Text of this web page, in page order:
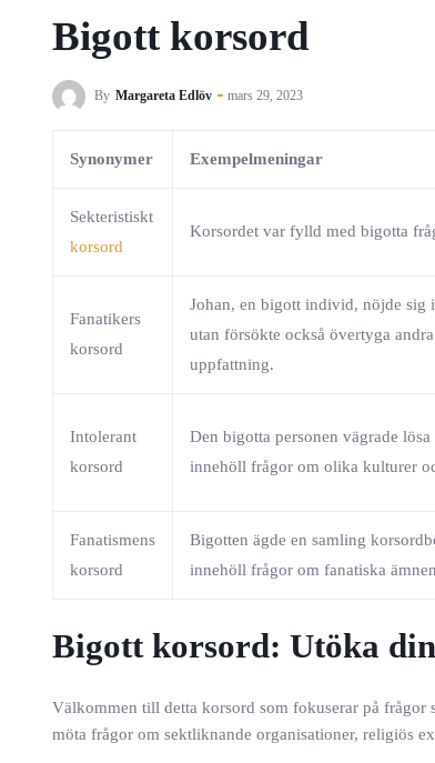
Bigott korsord
By Margareta Edlöv mars 29, 2023
Synonymer Exempelmeningar
Sekteristiskt
korsord
Korsordet var fylld med bigotta
Fanatikers
korsord
Johan, en bigott individ, nöjde sig
utan försökte också övertyga
uppfattning.
Intolerant
korsord
Den bigotta personen vägrade
innehöll frågor om olika kulturer
Fanatismens
korsord
Bigotten ägde en samling
innehöll frågor om fanatiska
Bigott korsord: Utöka
Välkommen till detta korsord som fokuserar på
möta frågor om sektliknande organisationer, religiös